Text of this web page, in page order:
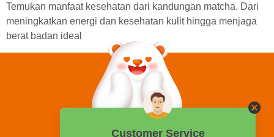
Temukan manfaat kesehatan dari kandungan matcha. Dari
meningkatkan energi dan kesehatan kulit hingga menjaga
berat badan ideal